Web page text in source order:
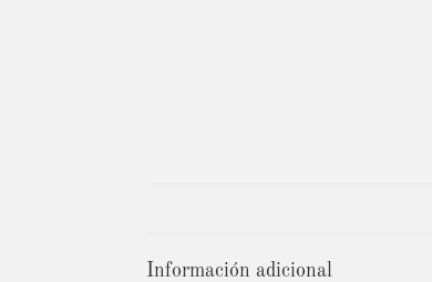
Información adicional